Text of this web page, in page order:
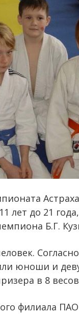
лет до 21
Б.Г.
юноши и
в 8
филиала ПАО